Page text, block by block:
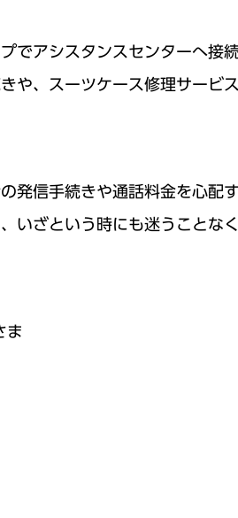
でアシスタンスセンターへ接
や、スーツケース修理サービ
発信手続きや通話料金を心配
いざという時にも迷うことな
ま